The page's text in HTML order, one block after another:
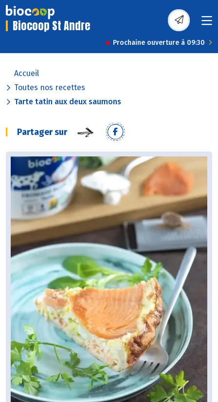
Biocoop St Andre
Prochaine ouverture à 09:30
Accueil
Toutes nos recettes
Tarte tatin aux deux saumons
Partager sur